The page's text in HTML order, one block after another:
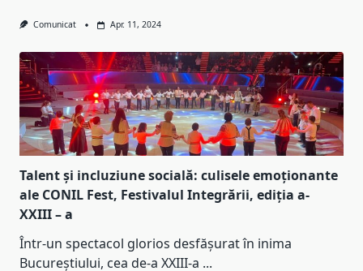
Comunicat Apr. 11, 2024
Talent și incluziune socială: culisele emoționante
ale CONIL Fest, Festivalul Integrării, ediția a-
XXIII – a
Într-un spectacol glorios desfășurat în inima
Bucureștiului, cea de-a XXIII-a ...